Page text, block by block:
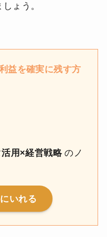
ょう。
益を確実に残す方
用×経営戦略 のノ
いれる